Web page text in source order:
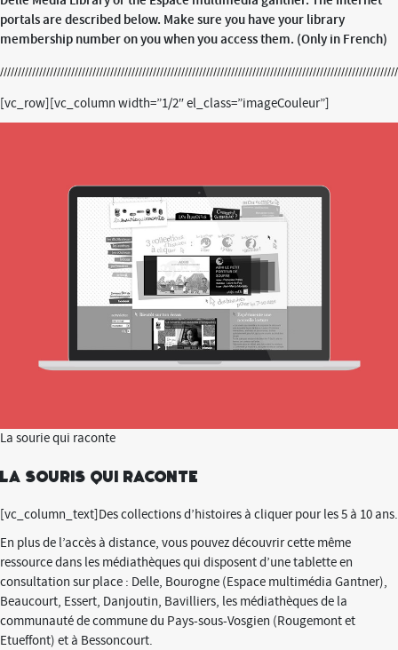
portals are described below. Make sure you have your library
membership number on you when you access them. (Only in French)
[vc_row][vc_column width=”1/2″ el_class=”imageCouleur”]
La sourie qui raconte
La souris qui raconte
[vc_column_text]Des collections d’histoires à cliquer pour les 5 à 10 ans.
En plus de l’accès à distance, vous pouvez découvrir cette même
ressource dans les médiathèques qui disposent d’une tablette en
consultation sur place : Delle, Bourogne (Espace multimédia Gantner),
Beaucourt, Essert, Danjoutin, Bavilliers, les médiathèques de la
communauté de commune du Pays-sous-Vosgien (Rougemont et
Etueffont) et à Bessoncourt.